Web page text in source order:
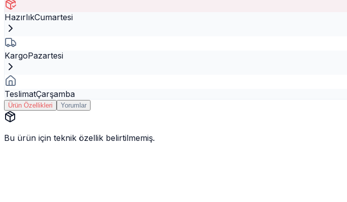
HazırlıkCumartesi
KargoPazartesi
TeslimatÇarşamba
Ürün Özellikleri Yorumlar
Bu ürün için teknik özellik belirtilmemiş.